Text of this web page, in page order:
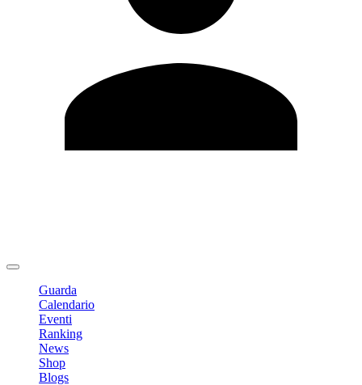
Guarda
Calendario
Eventi
Ranking
News
Shop
Blogs